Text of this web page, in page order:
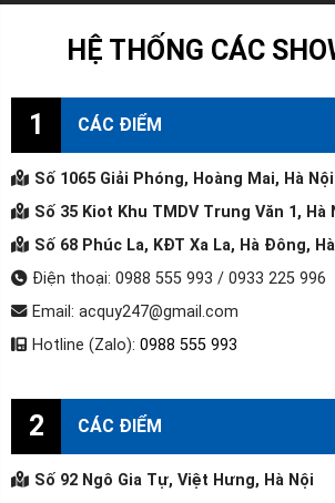
HỆ THỐNG CÁC
1 CÁC ĐIỂM
Số 1065 Giải Phóng, Hoàng Mai, Hà Nội
Số 35 Kiot Khu TMDV Trung Văn 1, Hà
Số 68 Phúc La, KĐT Xa La, Hà Đông,
Điện thoại: 0988 555 993 / 0933 225 996
Email: acquy247@gmail.com
Hotline (Zalo): 0988 555 993
2 CÁC ĐIỂM
Số 92 Ngô Gia Tự, Việt Hưng, Hà Nội